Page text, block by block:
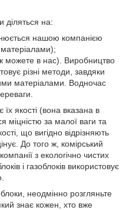
діляться на:
нашою компанією
можете в нас). Виробництво
різні методи, завдяки
матеріалами. Водночас
їх якості (вона вказана в
міцністю за малої ваги та
що вигідно відрізняють
До того ж, комірський
з екологічно чистих
і газоблоків використовує
неодмінно розгляньте
знає кожен, хто вже